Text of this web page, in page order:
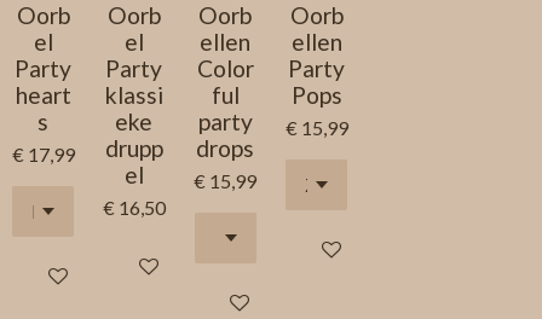
Oorb
el
Party
heart
s
€ 17,99
In winkelwagen
Oorb
el
Party
klassi
eke
drupp
el
€ 16,50
Houd mij op de hoogte
Oorb
ellen
Color
ful
party
drops
€ 15,99
In winkelwagen
Oorb
ellen
Party
Pops
€ 15,99
In winkelwagen